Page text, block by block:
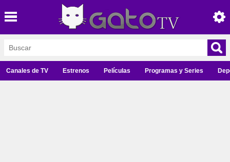
Canales de TV Estrenos Películas Programas y Series